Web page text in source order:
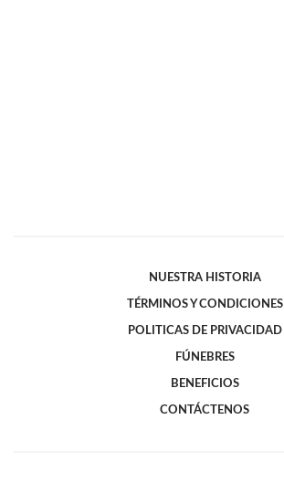
NUESTRA HISTORIA
TÉRMINOS Y CONDICIONES
POLITICAS DE PRIVACIDAD
FÚNEBRES
BENEFICIOS
CONTÁCTENOS